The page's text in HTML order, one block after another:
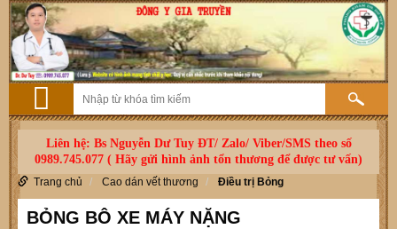
Liên hệ: Bs Nguyễn Dư Tuy ĐT/ Zalo/ Viber/SMS theo số
0989.745.077 ( Hãy gửi hình ảnh tổn thương để được tư vấn)
Trang chủ Cao dán vết thương Điều trị Bỏng
BỎNG BÔ XE MÁY NẶNG